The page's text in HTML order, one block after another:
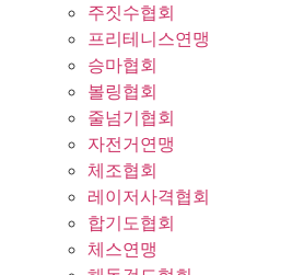
주짓수협회
프리테니스연맹
승마협회
볼링협회
줄넘기협회
자전거연맹
체조협회
레이저사격협회
합기도협회
체스연맹